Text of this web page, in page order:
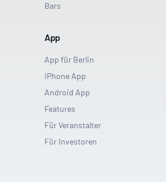
Bars
App
App für Berlin
iPhone App
Android App
Features
Für Veranstalter
Für Investoren